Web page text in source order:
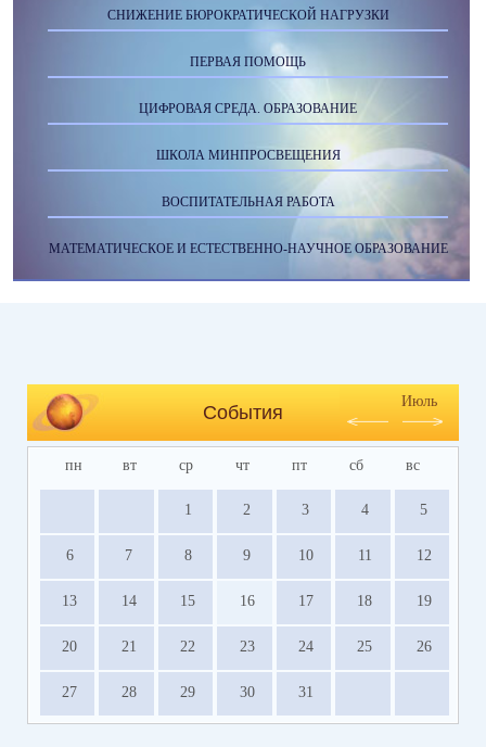
СНИЖЕНИЕ БЮРОКРАТИЧЕСКОЙ НАГРУЗКИ
ПЕРВАЯ ПОМОЩЬ
ЦИФРОВАЯ СРЕДА. ОБРАЗОВАНИЕ
ШКОЛА МИНПРОСВЕЩЕНИЯ
ВОСПИТАТЕЛЬНАЯ РАБОТА
МАТЕМАТИЧЕСКОЕ И ЕСТЕСТВЕННО-НАУЧНОЕ ОБРАЗОВАНИЕ
События
Июль
пн вт ср чт пт сб вс
1 2 3 4 5
6 7 8 9 10 11 12
13 14 15 16 17 18 19
20 21 22 23 24 25 26
27 28 29 30 31